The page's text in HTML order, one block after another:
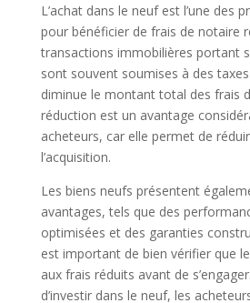
L’achat dans le neuf est l’une des
pour bénéficier de frais de notaire
transactions immobilières portant
sont souvent soumises à des
diminue le montant total des frais
réduction est un avantage
acheteurs, car elle permet de
l’acquisition.
Les biens neufs présentent
avantages, tels que des
optimisées et des garanties
est important de bien vérifier que
aux frais réduits avant de
d’investir dans le neuf, les